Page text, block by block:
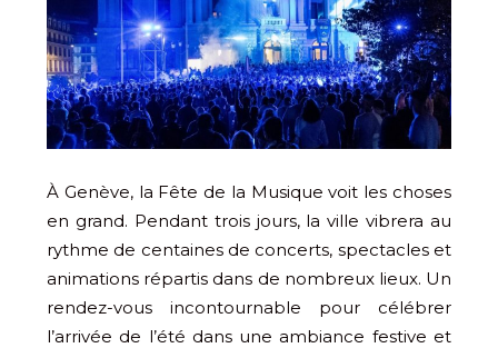
À Genève, la Fête de la Musique voit les choses
en grand. Pendant trois jours, la ville vibrera au
rythme de centaines de concerts, spectacles et
animations répartis dans de nombreux lieux. Un
rendez-vous incontournable pour célébrer
l’arrivée de l’été dans une ambiance festive et